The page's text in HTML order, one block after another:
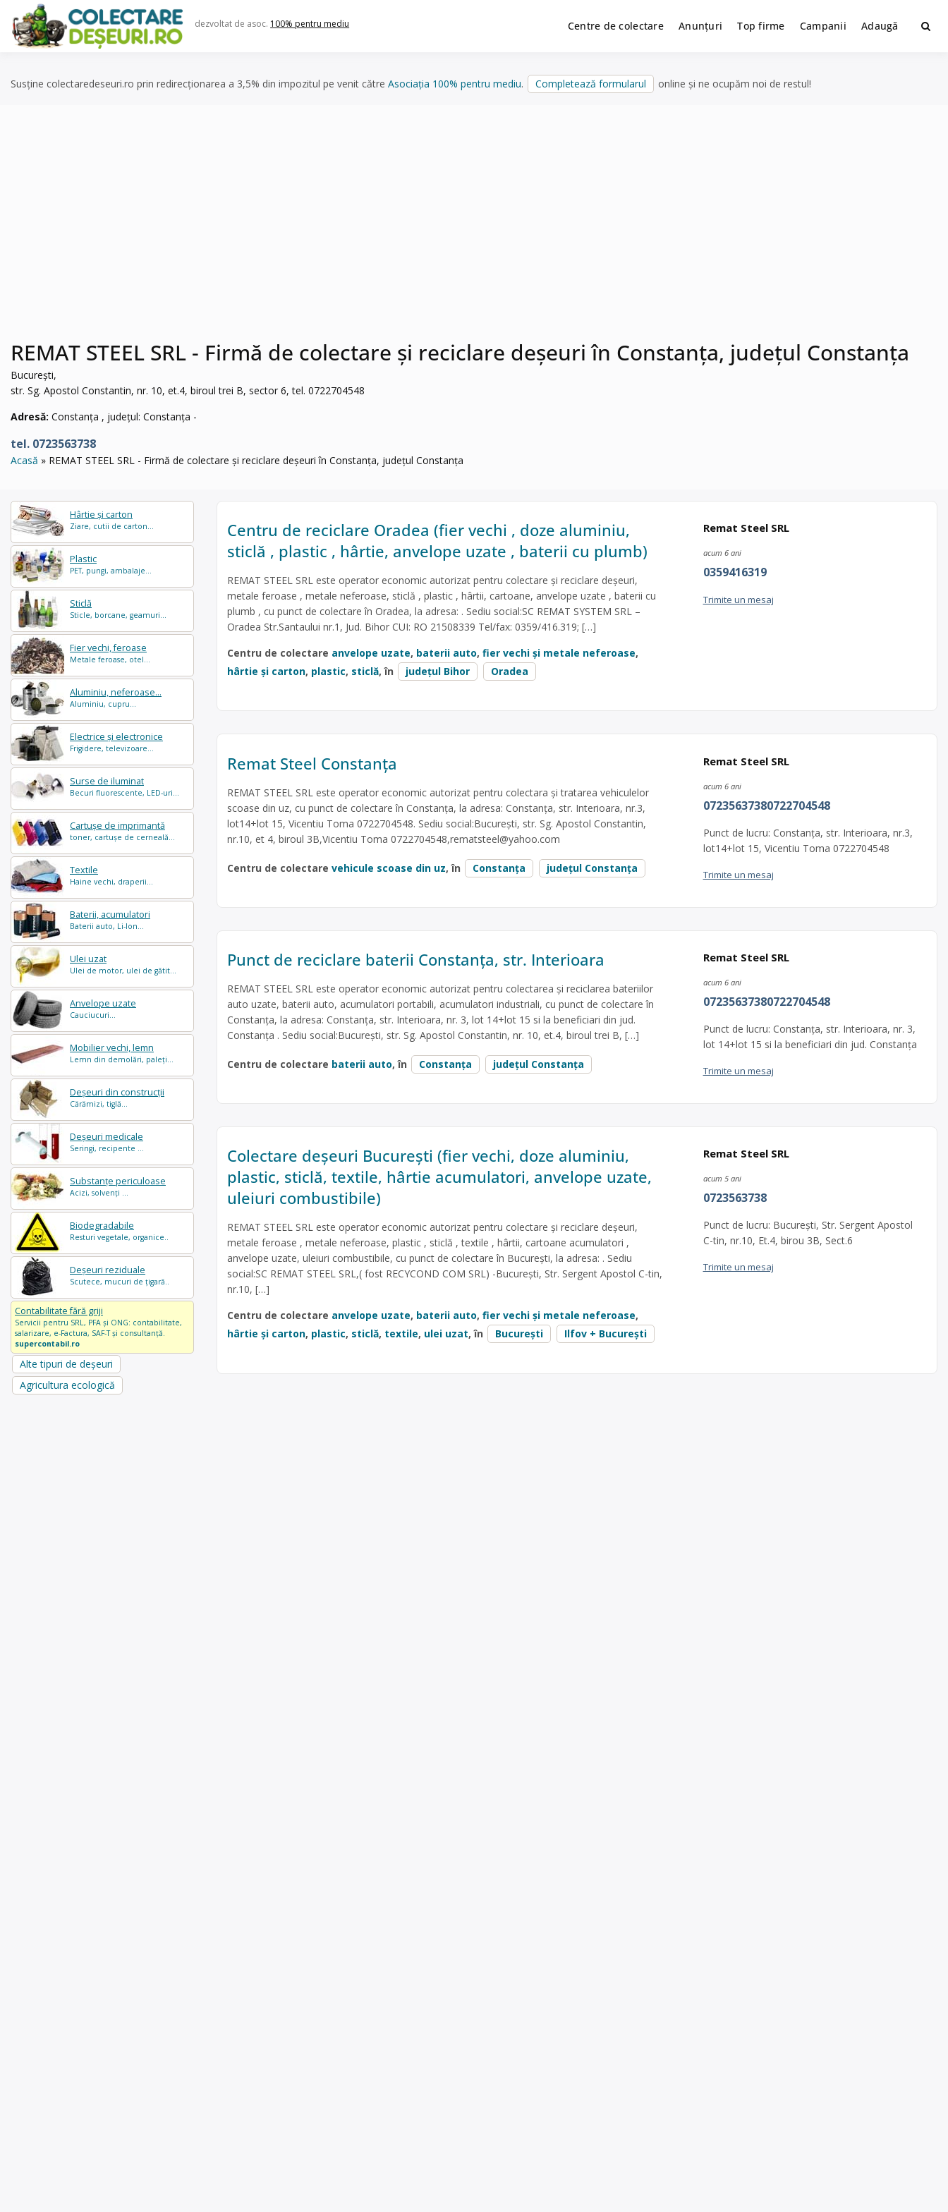
content
dezvoltat de asoc. 100% pentru mediu Centre de colectare Anunțuri Top firme Campanii Adaugă
Susține colectaredeseuri.ro prin redirecționarea a 3,5% din impozitul pe venit către Asociația 100% pentru mediu. Completează formularul online și ne ocupăm noi de restul!
REMAT STEEL SRL - Firmă de colectare și reciclare deșeuri în Constanța, județul Constanța
București,
str. Sg. Apostol Constantin, nr. 10, et.4, biroul trei B, sector 6, tel. 0722704548
Adresă: Constanța , județul: Constanța -
tel. 0723563738
Acasă REMAT STEEL SRL - Firmă de colectare și reciclare deșeuri în Constanța, județul Constanța
Hârtie și carton
Ziare, cutii de carton...
Plastic
PET, pungi, ambalaje...
Sticlă
Sticle, borcane, geamuri...
Fier vechi, feroase
Metale feroase, otel...
Aluminiu, neferoase...
Aluminiu, cupru...
Electrice și electronice
Frigidere, televizoare...
Surse de iluminat
Becuri fluorescente, LED-uri...
Cartușe de imprimantă
toner, cartușe de cerneală...
Textile
Haine vechi, draperii...
Baterii, acumulatori
Baterii auto, Li-Ion...
Ulei uzat
Ulei de motor, ulei de gătit...
Anvelope uzate
Cauciucuri...
Mobilier vechi, lemn
Lemn din demolări, paleți...
Deșeuri din construcții
Cărămizi, tiglă...
Deșeuri medicale
Seringi, recipente ...
Substanțe periculoase
Acizi, solvenți ...
Biodegradabile
Resturi vegetale, organice..
Deșeuri reziduale
Scutece, mucuri de țigară..
Contabilitate fără griji
Servicii pentru SRL, PFA și ONG: contabilitate,
salarizare, e-Factura, SAF-T și consultanță.
supercontabil.ro
Alte tipuri de deșeuri
Agricultura ecologică
Centru de reciclare Oradea (fier vechi , doze aluminiu,
sticlă , plastic , hârtie, anvelope uzate , baterii cu plumb)
REMAT STEEL SRL este operator economic autorizat pentru colectare și reciclare deșeuri,
metale feroase , metale neferoase, sticlă , plastic , hârtii, cartoane, anvelope uzate , baterii cu
plumb , cu punct de colectare în Oradea, la adresa: . Sediu social:SC REMAT SYSTEM SRL –
Oradea Str.Santaului nr.1, Jud. Bihor CUI: RO 21508339 Tel/fax: 0359/416.319; […]
Centru de colectare anvelope uzate, baterii auto, fier vechi și metale neferoase,
hârtie și carton, plastic, sticlă, în județul Bihor Oradea
Remat Steel SRL
acum 6 ani
0359416319
Trimite un mesaj
Remat Steel Constanța
REMAT STEEL SRL este operator economic autorizat pentru colectara și tratarea vehiculelor
scoase din uz, cu punct de colectare în Constanța, la adresa: Constanța, str. Interioara, nr.3,
lot14+lot 15, Vicentiu Toma 0722704548. Sediu social:București, str. Sg. Apostol Constantin,
nr.10, et 4, biroul 3B,Vicentiu Toma 0722704548,rematsteel@yahoo.com
Centru de colectare vehicule scoase din uz, în Constanța județul Constanța
Remat Steel SRL
acum 6 ani
07235637380722704548
Punct de lucru: Constanța, str. Interioara, nr.3,
lot14+lot 15, Vicentiu Toma 0722704548
Trimite un mesaj
Punct de reciclare baterii Constanța, str. Interioara
REMAT STEEL SRL este operator economic autorizat pentru colectarea și reciclarea bateriilor
auto uzate, baterii auto, acumulatori portabili, acumulatori industriali, cu punct de colectare în
Constanța, la adresa: Constanța, str. Interioara, nr. 3, lot 14+lot 15 si la beneficiari din jud.
Constanța . Sediu social:București, str. Sg. Apostol Constantin, nr. 10, et.4, biroul trei B, […]
Centru de colectare baterii auto, în Constanța județul Constanța
Remat Steel SRL
acum 6 ani
07235637380722704548
Punct de lucru: Constanța, str. Interioara, nr. 3,
lot 14+lot 15 si la beneficiari din jud. Constanța
Trimite un mesaj
Colectare deșeuri București (fier vechi, doze aluminiu,
plastic, sticlă, textile, hârtie acumulatori, anvelope uzate,
uleiuri combustibile)
REMAT STEEL SRL este operator economic autorizat pentru colectare și reciclare deșeuri,
metale feroase , metale neferoase, plastic , sticlă , textile , hârtii, cartoane acumulatori ,
anvelope uzate, uleiuri combustibile, cu punct de colectare în București, la adresa: . Sediu
social:SC REMAT STEEL SRL,( fost RECYCOND COM SRL) -București, Str. Sergent Apostol C-tin,
nr.10, […]
Centru de colectare anvelope uzate, baterii auto, fier vechi și metale neferoase,
hârtie și carton, plastic, sticlă, textile, ulei uzat, în București Ilfov + București
Remat Steel SRL
acum 5 ani
0723563738
Punct de lucru: București, Str. Sergent Apostol
C-tin, nr.10, Et.4, birou 3B, Sect.6
Trimite un mesaj